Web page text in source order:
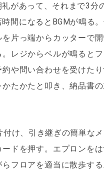
product/
があって、それまで3分
間になるとBGMが鳴る
片っ端からカッターで
レジからベルが鳴ると
や問い合わせを受けた
たかたと叩き、納品書
け、引き継ぎの簡単な
ドを押す。エプロンを
フロアを適当に散歩す